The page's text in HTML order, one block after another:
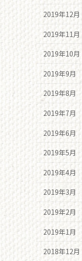
2019年12月
2019年11月
2019年10月
2019年9月
2019年8月
2019年7月
2019年6月
2019年5月
2019年4月
2019年3月
2019年2月
2019年1月
2018年12月